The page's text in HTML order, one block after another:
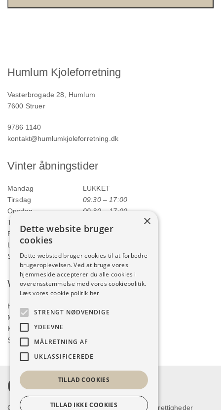
Humlum Kjoleforretning
Vesterbrogade 28, Humlum
7600 Struer
9786 1140
kontakt@humlumkjoleforretning.dk
Vinter åbningstider
Mandag
LUKKET
Tirsdag
09:30 – 17:00
Onsdag
09:30 – 17:00
Torsdag
Fredag
09:30 – 17:00
Lørdag
Søndag
LUKKET
Webshop
Handelsbetingelser
Min konto
Kurv
Shop
Copyright © 2026 Humlum Kjoleforretning. Alle rettigheder
×
Dette website bruger
cookies
Dette websted bruger cookies til at forbedre
brugeroplevelsen. Ved at bruge vores
hjemmeside accepterer du alle cookies i
overensstemmelse med vores cookiepolitik.
Læs vores cookie politik her
STRENGT NØDVENDIGE
YDEEVNE
MÅLRETNING AF
UKLASSIFICEREDE
TILLAD COOKIES
TILLAD IKKE COOKIES